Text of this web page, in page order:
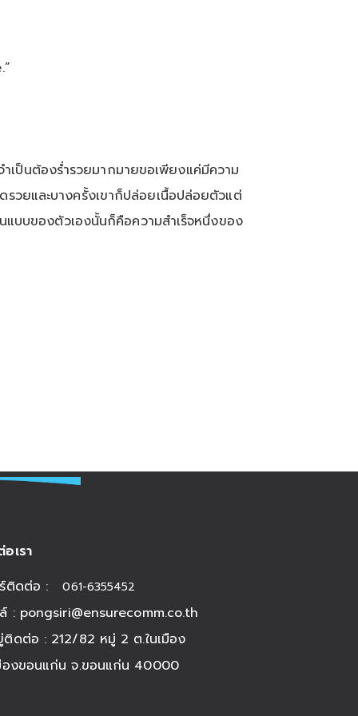
เป็นต้องร่ำรวยมากมายขอเพียงแค่มีความ
วยและบางครั้งเขาก็ปล่อยเนื้อปล่อยตัวแต่
แบบของตัวเองนั้นก็คือความสำเร็จหนึ่งของ
เรา
ร์ติดต่อ :061-6355452
: pongsiri@ensurecomm.co.th
ติดต่อ : 212/82 หมู่ 2 ต.ในเมือง
องขอนแก่น จ.ขอนแก่น 40000